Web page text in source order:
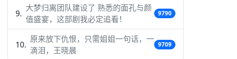
大梦归离团队建设了 熟悉的面孔与颜
值盛宴，这部剧我必定追看！
9790
原来放下仇恨，只需姐姐一句话，一
滴泪，王晓晨
9709